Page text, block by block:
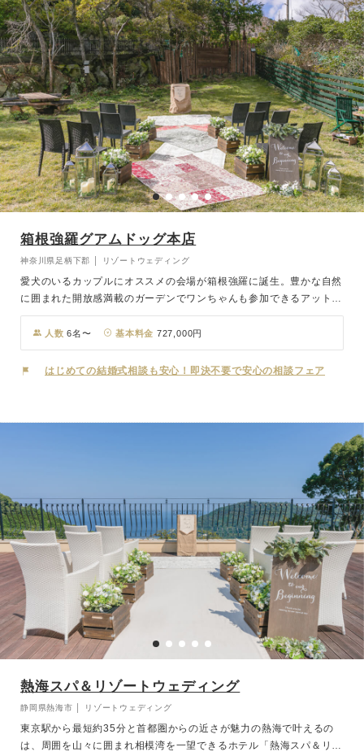
箱根強羅グアムドッグ本店
神奈川県足柄下郡 │ リゾートウェディング
愛犬のいるカップルにオススメの会場が箱根強羅に誕生。豊かな自然
に囲まれた開放感満載のガーデンでワンちゃんも参加できるアットホ
ームな結婚式が叶います。「ペットと泊まれるお宿」として数々の受
賞経験がある「箱根強羅グアムドックホテル」を一棟貸切できるの
で、ご家族とワンちゃんとの特別な時間をゆっくりとご堪能いただけ
るのもポイント！結婚式だけでなく、お食事から宿泊まで贅沢に一日
人数 6名〜 基本料金 727,000円
はじめての結婚式相談も安心！即決不要で安心の相談フェア
熱海スパ＆リゾートウェディング
静岡県熱海市 │ リゾートウェディング
東京駅から最短約35分と首都圏からの近さが魅力の熱海で叶えるの
は、周囲を山々に囲まれ相模湾を一望できるホテル「熱海スパ＆リゾ